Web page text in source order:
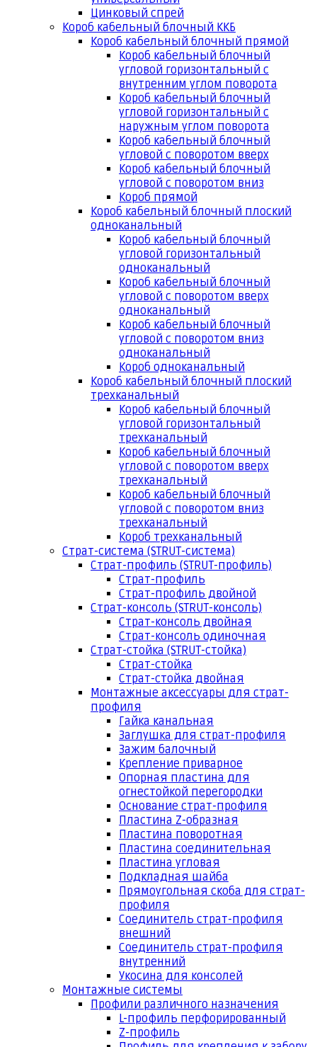
Цинковый спрей
Короб кабельный блочный ККБ
Короб кабельный блочный прямой
Короб кабельный блочный
угловой горизонтальный с
внутренним углом поворота
Короб кабельный блочный
угловой горизонтальный с
наружным углом поворота
Короб кабельный блочный
угловой с поворотом вверх
Короб кабельный блочный
угловой с поворотом вниз
Короб прямой
Короб кабельный блочный плоский
одноканальный
Короб кабельный блочный
угловой горизонтальный
одноканальный
Короб кабельный блочный
угловой с поворотом вверх
одноканальный
Короб кабельный блочный
угловой с поворотом вниз
одноканальный
Короб одноканальный
Короб кабельный блочный плоский
трехканальный
Короб кабельный блочный
угловой горизонтальный
трехканальный
Короб кабельный блочный
угловой с поворотом вверх
трехканальный
Короб кабельный блочный
угловой с поворотом вниз
трехканальный
Короб трехканальный
Страт-система (STRUT-система)
Страт-профиль (STRUT-профиль)
Страт-профиль
Страт-профиль двойной
Страт-консоль (STRUT-консоль)
Страт-консоль двойная
Страт-консоль одиночная
Страт-стойка (STRUT-стойка)
Страт-стойка
Страт-стойка двойная
Монтажные аксессуары для страт-
профиля
Гайка канальная
Заглушка для страт-профиля
Зажим балочный
Крепление приварное
Опорная пластина для
огнестойкой перегородки
Основание страт-профиля
Пластина Z-образная
Пластина поворотная
Пластина соединительная
Пластина угловая
Подкладная шайба
Прямоугольная скоба для страт-
профиля
Соединитель страт-профиля
внешний
Соединитель страт-профиля
внутренний
Укосина для консолей
Монтажные системы
Профили различного назначения
L-профиль перфорированный
Z-профиль